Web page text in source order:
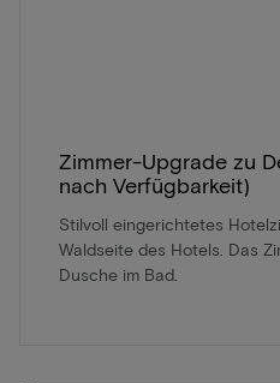
Zimmer-Upgrade zu
nach Verfügbarkeit)
Stilvoll eingerichtetes
Waldseite des Hotels. Das
Dusche im Bad.